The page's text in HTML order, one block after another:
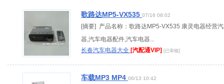
歌路达MP5-VX535 07/16 08:02
[摘要] 产品名称：歌路达MP5-VX535 康灵电器经营
器,汽车电器配件,汽车电器...
长春汽车电器大全 [汽配通VIP] [已审核]
车载MP3 MP4 06/13 10:42